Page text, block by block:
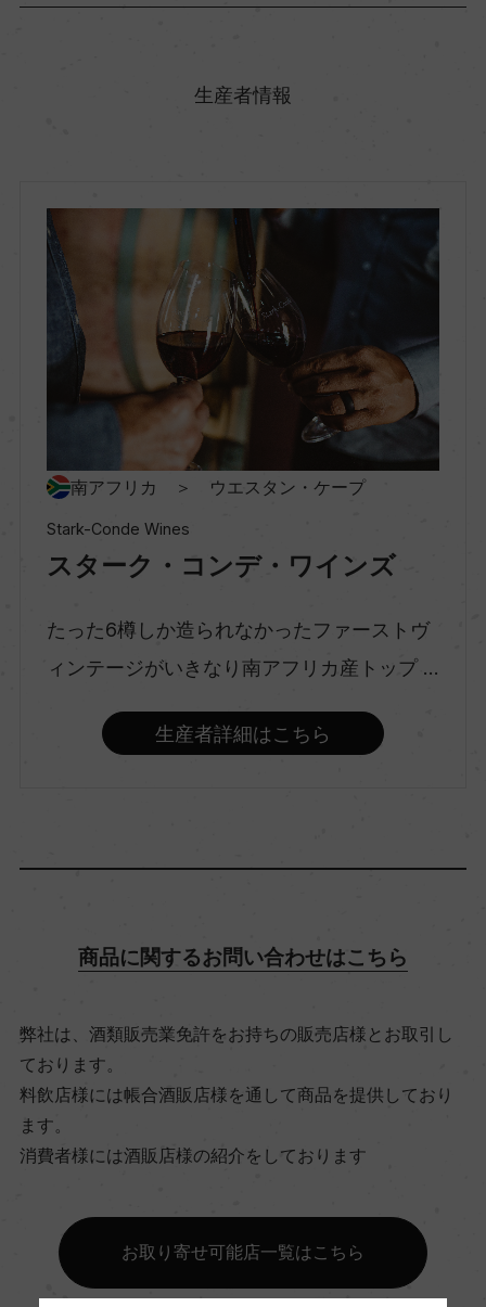
地区名
コースタル・リージョン
種類
スティルワイン
フルボディ
カベルネ・ソーヴィニヨン 85%/サンソー 9%/プ
飲み頃温度
ビオ情報・認証機関
サステナブル農法, South African Wine and Spirits
Board
生産者情報
南アフリカ ＞ ウエスタン・ケープ
Stark-Conde Wines
スターク・コンデ・ワインズ
たった6樽しか造られなかったファーストヴ
ィンテージがいきなり南アフリカ産トップ ...
生産者詳細はこちら
商品に関するお問い合わせはこちら
弊社は、酒類販売業免許をお持ちの販売店様とお取引し
ております。
料飲店様には帳合酒販店様を通して商品を提供しており
ます。
消費者様には酒販店様の紹介をしております
お取り寄せ可能店一覧はこちら